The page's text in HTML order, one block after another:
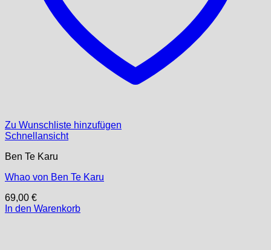
Zu Wunschliste hinzufügen
Schnellansicht
Ben Te Karu
Whao von Ben Te Karu
69,00 €
In den Warenkorb